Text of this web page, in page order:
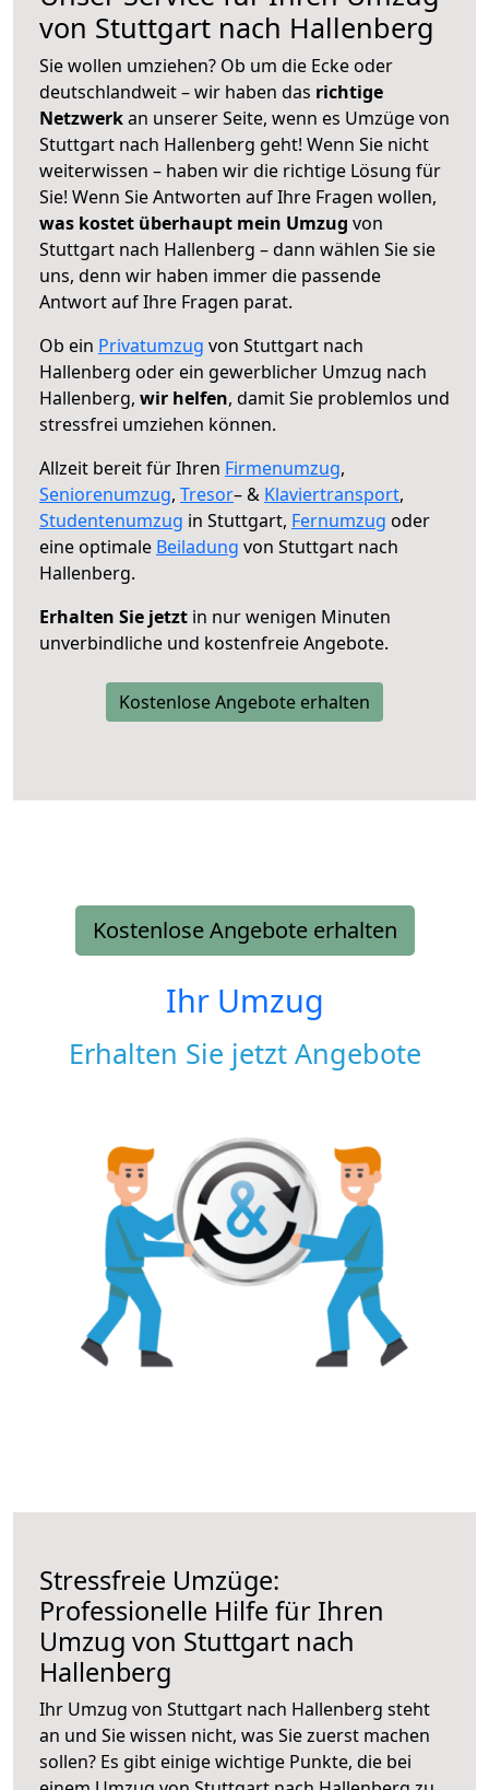
von Stuttgart nach Hallenberg
Sie wollen umziehen? Ob um die Ecke oder
deutschlandweit – wir haben das richtige
Netzwerkan unserer Seite, wenn es Umzüge von
Stuttgart nach Hallenberg geht! Wenn Sie nicht
weiterwissen – haben wir die richtige Lösung für
Sie! Wenn Sie Antworten auf Ihre Fragen wollen,
was kostet überhaupt mein Umzug von
Stuttgart nach Hallenberg – dann wählen Sie sie
uns, denn wir haben immer die passende
Antwort auf Ihre Fragen parat.
Ob ein Privatumzug von Stuttgart nach
Hallenberg oder ein gewerblicher Umzug nach
Hallenberg, wir helfen, damit Sie problemlos und
stressfrei umziehen können.
Allzeit bereit für Ihren Firmenumzug,
Seniorenumzug, Tresor– & Klaviertransport,
Studentenumzug in Stuttgart, Fernumzug oder
eine optimale Beiladung von Stuttgart nach
Hallenberg.
Erhalten Sie jetzt in nur wenigen Minuten
unverbindliche und kostenfreie Angebote.
Kostenlose Angebote erhalten
Kostenlose Angebote erhalten
Ihr Umzug
Erhalten Sie jetzt Angebote
Stressfreie Umzüge:
Professionelle Hilfe für Ihren
Umzug von Stuttgart nach
Hallenberg
Ihr Umzug von Stuttgart nach Hallenberg steht
an und Sie wissen nicht, was Sie zuerst machen
sollen? Es gibt einige wichtige Punkte, die bei